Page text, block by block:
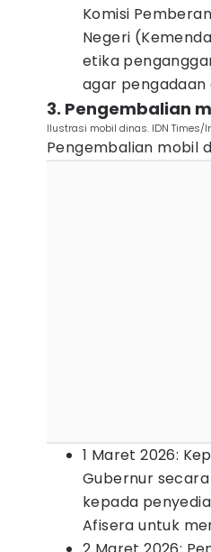
Komisi
Negeri
etika
agar pengadaan
3. Pengembalian
Ilustrasi mobil dinas. IDN Times/
Pengembalian mobil
1 Maret 2026:
Gubernur
kepada
Afisera untuk